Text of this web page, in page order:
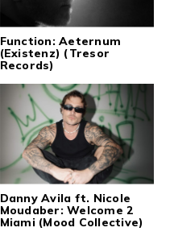
Function: Aeternum
(Existenz) (Tresor
Records)
Danny Avila ft. Nicole
Moudaber: Welcome 2
Miami (Mood Collective)